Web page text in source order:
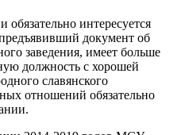
обязательно интересуется
документ об
заведения, имеет больше
должность с хорошей
славянского
отношений обязательно